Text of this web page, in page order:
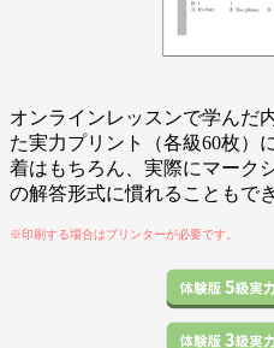
オンラインレッスンで学んだ
た実力プリント（各級60枚）
着はもちろん、実際にマーク
の解答形式に慣れることもで
※印刷する場合はプリンターが必要です。